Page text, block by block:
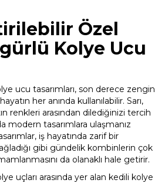
Özel
Kolye Ucu
ucu tasarımları, son derece zengin
her anında kullanılabilir. Sarı,
renkleri arasından dilediğinizi tercih
modern tasarımlara ulaşmanız
iş hayatında zarif bir
gibi gündelik kombinlerin çok
da olanaklı hale getirir.
uçları arasında yer alan kedili kolye